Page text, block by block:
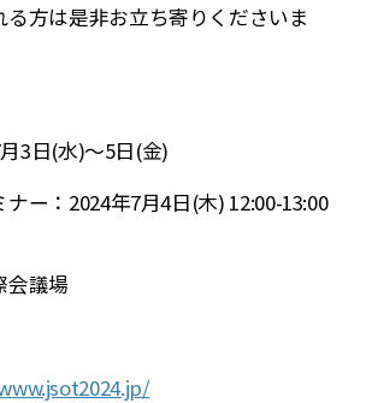
方は是非お立ち寄りくださいま
3日(水)～5日(金)
ー：2024年7月4日(木) 12:00-13:00
議場